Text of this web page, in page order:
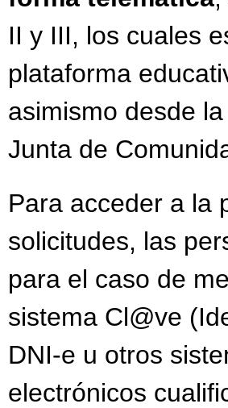
II y III, los cuales
plataforma
asimismo desde
Junta de
Para acceder a la
solicitudes, las
para el caso de
sistema Cl@ve
DNI-e u otros
electrónicos